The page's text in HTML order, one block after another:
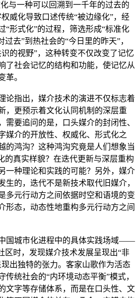
与一种可以回溯到一千年的过去的
威化导致口述传统“被边缘化”，经
“形式化”的过程，筛选形成“标准化
去”到热社会的“今日里的昨天”，
的视野”，这种转变不仅改变了记忆
了社会记忆的结构和功能，使记忆从
革。
论指出，媒介技术的演进不仅标志着
，更预示着文化认同机制的深层重
需要追问的是，口头媒介的封闭性、
媒介的开放性、权威化、形式化之
的鸿沟？这种鸿沟究竟是人们想象当
的真实样貌？在迭代更新与深层重构
一种理论和实践的可能？另外，媒介
生的，迭代不是新技术取代旧媒介，
多元行动方之间依据时空和语境的变
形态，动态性地重构多元行动方之间
国城市化进程中的具体实践场域——
区时，发现媒介技术发展呈现出“非
出独特的张力。客家山歌作为活态
传统社会的“内环境动态平衡”模式，
文字等存储体系，而是在口头性、文